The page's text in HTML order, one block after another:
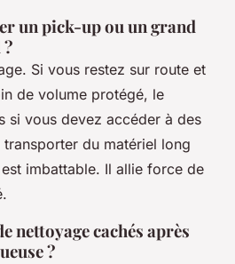
un pick-up ou un grand
Si vous restez sur route et
de volume protégé, le
si vous devez accéder à des
du matériel long
imbattable. Il allie force de
nettoyage cachés après
?